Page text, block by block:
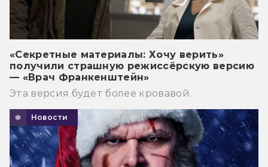
«Секретные материалы: Хочу верить»
получили страшную режиссёрскую версию
— «Врач Франкенштейн»
Эта версия будет более кровавой.
Новости